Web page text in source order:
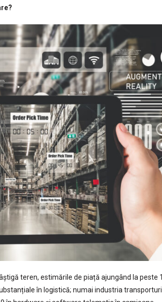
teren, estimările de piață ajungând la peste
în logistică; numai industria